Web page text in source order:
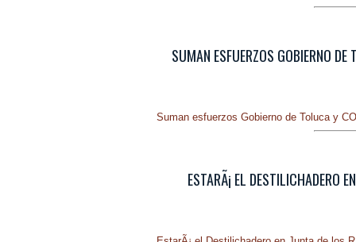
SUMAN ESFUERZOS GOBIERNO
Suman esfuerzos Gobierno de Toluca y
ESTARÃ¡ EL DESTILICHADERO